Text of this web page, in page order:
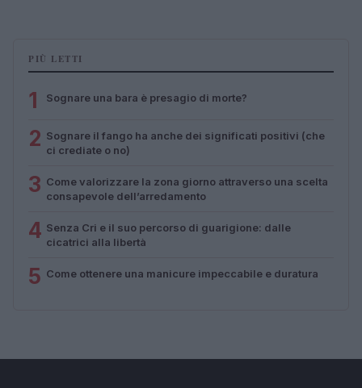
PIÙ LETTI
1 Sognare una bara è presagio di morte?
2 Sognare il fango ha anche dei significati positivi (che
ci crediate o no)
3 Come valorizzare la zona giorno attraverso una scelta
consapevole dell’arredamento
4 Senza Cri e il suo percorso di guarigione: dalle
cicatrici alla libertà
5 Come ottenere una manicure impeccabile e duratura